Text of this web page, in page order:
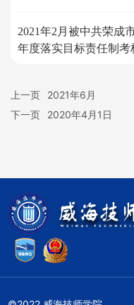
招生就业
信息公开
2021年2月被中共荣成
年度落实目标责任制考
上一页
2021年6月
2020年4月1日
下一页